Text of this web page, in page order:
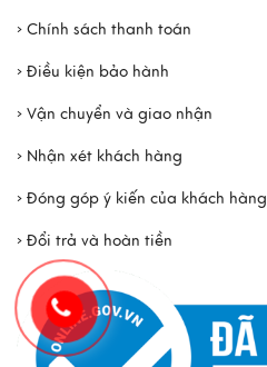
› Chính sách thanh toán
› Điều kiện bảo hành
› Vận chuyển và giao nhận
› Nhận xét khách hàng
› Đóng góp ý kiến của khách hàng
› Đổi trả và hoàn tiền